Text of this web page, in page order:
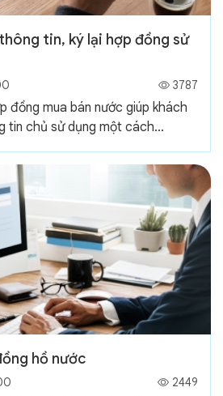
tin, ký lại hợp đồng sử
3787
đồng mua bán nước giúp khách
tin chủ sử dụng một cách...
hồ nước
2449